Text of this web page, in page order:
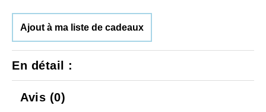
Ajout à ma liste de cadeaux
En détail :
Avis (0)